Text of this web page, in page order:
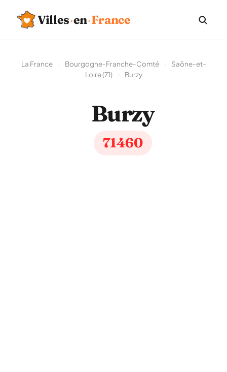
Villes·en·France
La France Bourgogne-Franche-Comté
Saône-et-
Loire (71)
Burzy
Burzy
71460